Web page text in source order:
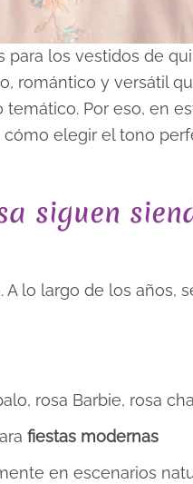
los vestidos de
romántico y versátil
Por eso, en
cómo elegir el tono
siguen
lo largo de los años,
rosa Barbie, rosa
fiestas modernas
en escenarios